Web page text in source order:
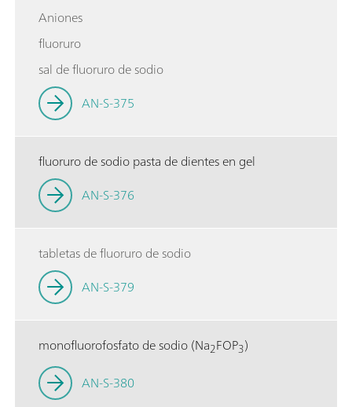
Aniones
fluoruro
sal de fluoruro de sodio
AN-S-375
fluoruro de sodio pasta de dientes en gel
AN-S-376
tabletas de fluoruro de sodio
AN-S-379
monofluorofosfato de sodio (Na2FOP3)
AN-S-380